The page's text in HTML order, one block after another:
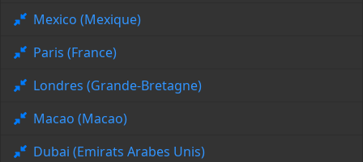
Mexico (Mexique)
Paris (France)
Londres (Grande-Bretagne)
Macao (Macao)
Dubai (Emirats Arabes Unis)